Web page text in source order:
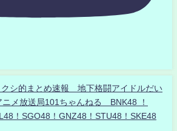
シ的まとめ速報 地下格闘アイドルだい
メ放送局101ちゃんねる BNK48 ！
！SGO48！GNZ48！STU48！SKE48